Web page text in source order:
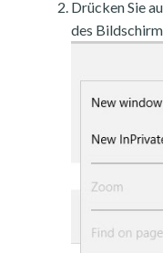
Drücken Sie
des